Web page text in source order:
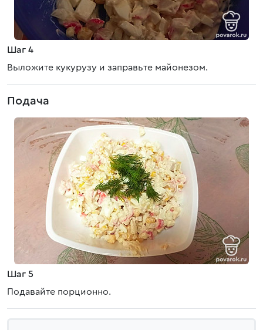
Шаг 4
Выложите кукурузу и заправьте майонезом.
Подача
Шаг 5
Подавайте порционно.